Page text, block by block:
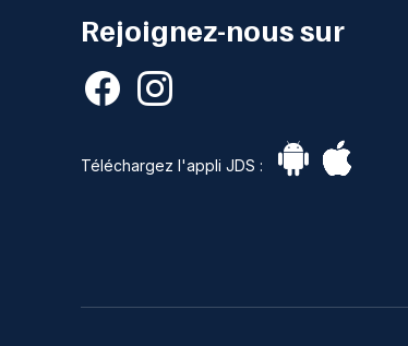
Rejoignez-nous sur
Téléchargez l'appli JDS :